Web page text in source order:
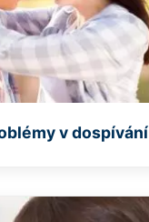
v dospívání